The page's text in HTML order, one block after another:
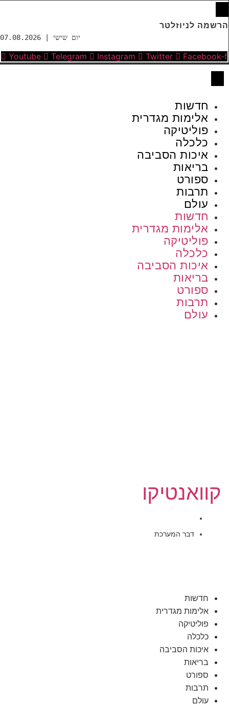
הרשמה לניוזלטר
יום שישי | 07.08.2026
Youtube Telegram Instagram Twitter Facebook-f
חדשות
אלימות מגדרית
פוליטיקה
כלכלה
איכות הסביבה
בריאות
ספורט
תרבות
עולם
חדשות
אלימות מגדרית
פוליטיקה
כלכלה
איכות הסביבה
בריאות
ספורט
תרבות
עולם
קוואנטיקו
דבר המערכת
חדשות
אלימות מגדרית
פוליטיקה
כלכלה
איכות הסביבה
בריאות
ספורט
תרבות
עולם